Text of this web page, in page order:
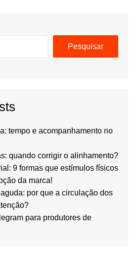
Pesquisar
tempo e acompanhamento no
quando corrigir o alinhamento?
9 formas que estímulos físicos
da marca!
por que a circulação dos
para produtores de